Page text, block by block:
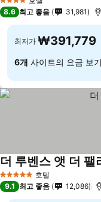
4 성급
8.6 최고 좋음 31,981
최저가 ₩391,779
6개 사이트의 요금 보기
5 성급 호텔
더 루벤스 앳 더 팰
9.1 최고 좋음 12,086